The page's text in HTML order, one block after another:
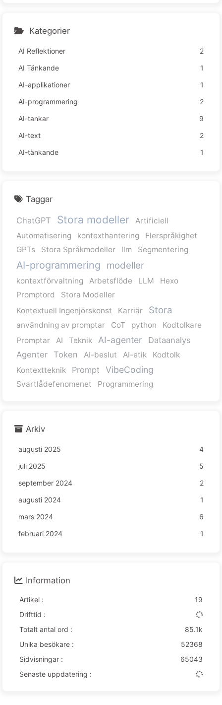
Kategorier
AI Reflektioner
2
AI Tänkande
1
AI-applikationer
1
AI-programmering
2
AI-tankar
9
AI-text
2
AI-tänkande
1
Taggar
ChatGPT Stora modeller
Artificiell
Automatisering
kontexthantering
Flerspråkighet
GPTs
Stora Språkmodeller llm Segmentering
AI-programmering modeller
kontextförvaltning Arbetsflöde LLM
Hexo
Promptord
Stora Modeller
Kontextuell Ingenjörskonst
Karriär Stora
användning av promptar CoT python
Kodtolkare
Promptar
AI Teknik AI-agenter
Dataanalys
Agenter
Token AI-beslut AI-etik
Kodtolk
Kontextteknik
Prompt VibeCoding
Svartlådefenomenet Programmering
Arkiv
augusti 2025
4
juli 2025
5
september 2024
2
augusti 2024
1
mars 2024
6
februari 2024
1
Information
Artikel :
19
Drifttid :
Totalt antal ord :
85.1k
Unika besökare :
52368
Sidvisningar :
65043
Senaste uppdatering :